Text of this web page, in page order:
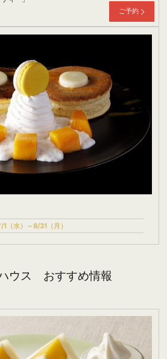
ご予約
1（水）～8/31（月）
ウス おすすめ情報